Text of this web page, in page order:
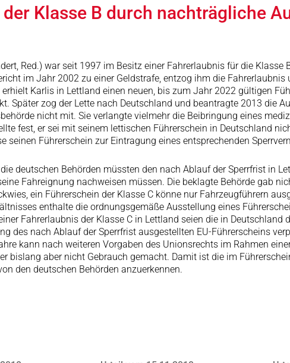
Klasse B durch nachträgliche
Red.) war seit 1997 im Besitz einer Fahrerlaubnis für die Klasse
im Jahr 2002 zu einer Geldstrafe, entzog ihm die Fahrerlaubnis
Karlis in Lettland einen neuen, bis zum Jahr 2022 gültigen
Später zog der Lette nach Deutschland und beantragte 2013 die
nicht mit. Sie verlangte vielmehr die Beibringung eines
fest, er sei mit seinem lettischen Führerschein in Deutschland
Führerschein zur Eintragung eines entsprechenden
deutschen Behörden müssten den nach Ablauf der Sperrfrist in
Fahreignung nachweisen müssen. Die beklagte Behörde gab
ein Führerschein der Klasse C könne nur Fahrzeugführern
enthalte die ordnungsgemäße Ausstellung eines
Fahrerlaubnis der Klasse C in Lettland seien die in Deutschland
des nach Ablauf der Sperrfrist ausgestellten EU-Führerscheins
kann nach weiteren Vorgaben des Unionsrechts im Rahmen
bislang aber nicht Gebrauch gemacht. Damit ist die im
den deutschen Behörden anzuerkennen.